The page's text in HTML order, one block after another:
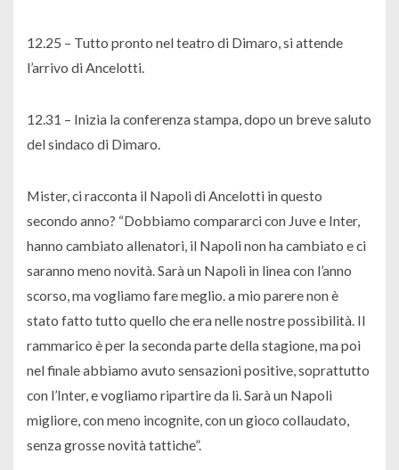
12.25 – Tutto pronto nel teatro di Dimaro, si attende
l’arrivo di Ancelotti.
12.31 – Inizia la conferenza stampa, dopo un breve saluto
del sindaco di Dimaro.
Mister, ci racconta il Napoli di Ancelotti in questo
secondo anno? “Dobbiamo compararci con Juve e Inter,
hanno cambiato allenatori, il Napoli non ha cambiato e ci
saranno meno novità. Sarà un Napoli in linea con l’anno
scorso, ma vogliamo fare meglio. a mio parere non è
stato fatto tutto quello che era nelle nostre possibilità. Il
rammarico è per la seconda parte della stagione, ma poi
nel finale abbiamo avuto sensazioni positive, soprattutto
con l’Inter, e vogliamo ripartire da lì. Sarà un Napoli
migliore, con meno incognite, con un gioco collaudato,
senza grosse novità tattiche”.